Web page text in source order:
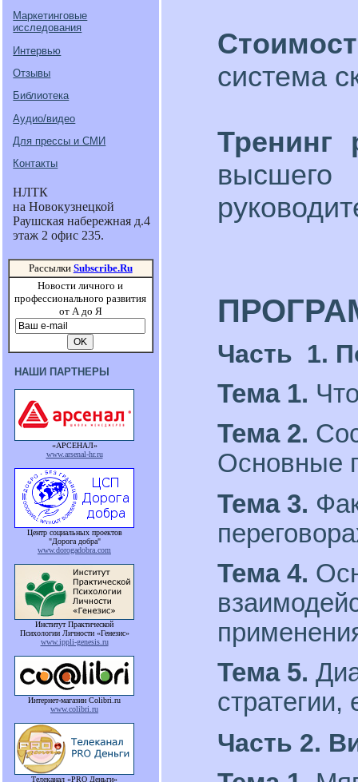
Маркетинговые
исследования
Интервью
Отзывы
Библиотека
Аудио/видео
Для прессы и СМИ
Контакты
НЛТК
на Новокузнецкой
Раушская набережная д.4
этаж 2 офис 235.
Рассылки Subscribe.Ru
Новости личного и
профессионального развития
от А до Я
НАШИ ПАРТНЕРЫ
«АРСЕНАЛ»
www.arsenal-hr.ru
Центр социальных проектов
"Дорога добра"
www.dorogadobra.com
Институт Практической
Психологии Личности «Генезис»
www.ippli-genesis.ru
Интернет-магазин Colibri.ru
www.colibri.ru
Телеканал «PRO Деньги»
система
Тренинг
Часть 1.
Тема 1.
Тема 2.
Основные
Тема 3.
Тема 4.
Тема 5.
Часть 2.